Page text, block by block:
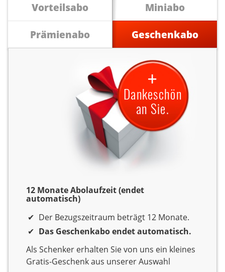
Vorteilsabo
Miniabo
Prämienabo
Geschenkabo
12 Monate Abolaufzeit (endet
automatisch)
Der Bezugszeitraum beträgt 12 Monate.
Das Geschenkabo endet automatisch.
Als Schenker erhalten Sie von uns ein kleines
Gratis-Geschenk aus unserer Auswahl
+
Dankeschön
an Sie.